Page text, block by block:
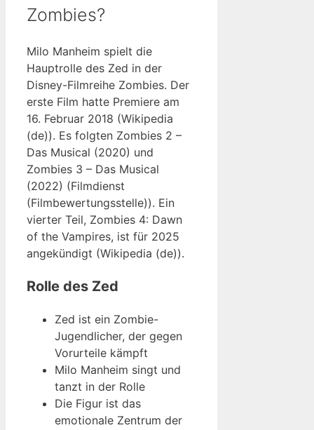
Zombies?
Milo Manheim spielt die
Hauptrolle des Zed in der
Disney-Filmreihe Zombies. Der
erste Film hatte Premiere am
16. Februar 2018 (Wikipedia
(de)). Es folgten Zombies 2 –
Das Musical (2020) und
Zombies 3 – Das Musical
(2022) (Filmdienst
(Filmbewertungsstelle)). Ein
vierter Teil, Zombies 4: Dawn
of the Vampires, ist für 2025
angekündigt (Wikipedia (de)).
Rolle des Zed
Zed ist ein Zombie-
Jugendlicher, der gegen
Vorurteile kämpft
Milo Manheim singt und
tanzt in der Rolle
Die Figur ist das
emotionale Zentrum der